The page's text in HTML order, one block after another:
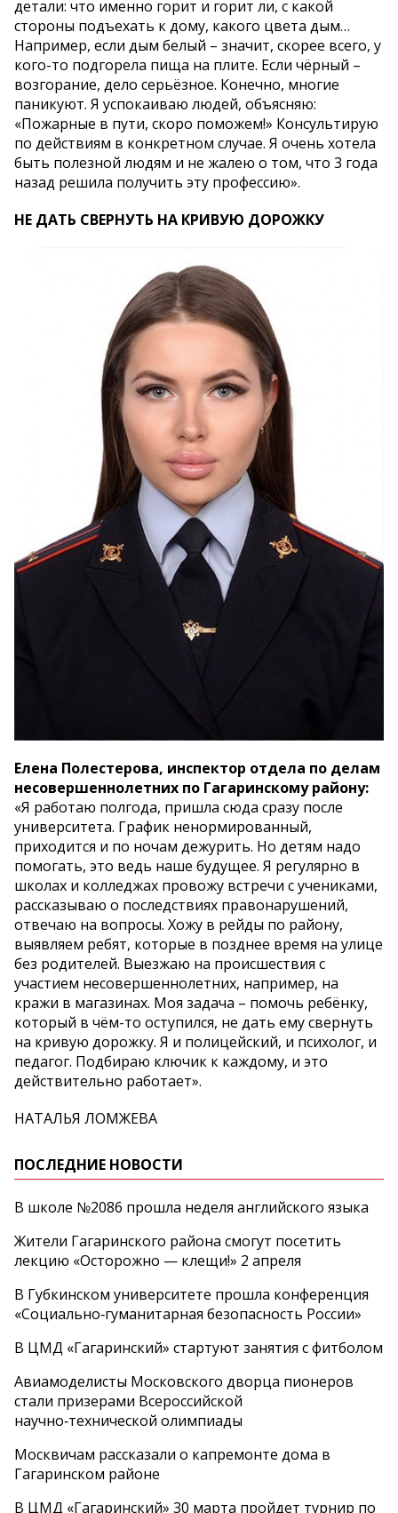
детали: что именно горит и горит ли, с какой
стороны подъехать к дому, какого цвета дым…
Например, если дым белый – значит, скорее всего, у
кого-то подгорела пища на плите. Если чёрный –
возгорание, дело серьёзное. Конечно, многие
паникуют. Я успокаиваю людей, объясняю:
«Пожарные в пути, скоро поможем!» Консультирую
по действиям в конкретном случае. Я очень хотела
быть полезной людям и не жалею о том, что 3 года
назад решила получить эту профессию».
НЕ ДАТЬ СВЕРНУТЬ НА КРИВУЮ ДОРОЖКУ
Елена Полестерова, инспектор отдела по делам
несовершеннолетних по Гагаринскому району:
«Я работаю полгода, пришла сюда сразу после
университета. График ненормированный,
приходится и по ночам дежурить. Но детям надо
помогать, это ведь наше будущее. Я регулярно в
школах и колледжах провожу встречи с учениками,
рассказываю о последствиях правонарушений,
отвечаю на вопросы. Хожу в рейды по району,
выявляем ребят, которые в позднее время на улице
без родителей. Выезжаю на происшествия с
участием несовершеннолетних, например, на
кражи в магазинах. Моя задача – помочь ребёнку,
который в чём-то оступился, не дать ему свернуть
на кривую дорожку. Я и полицейский, и психолог, и
педагог. Подбираю ключик к каждому, и это
действительно работает».
НАТАЛЬЯ ЛОМЖЕВА
ПОСЛЕДНИЕ НОВОСТИ
В школе №2086 прошла неделя английского языка
Жители Гагаринского района смогут посетить
лекцию «Осторожно — клещи!» 2 апреля
В Губкинском университете прошла конференция
«Социально‑гуманитарная безопасность России»
В ЦМД «Гагаринский» стартуют занятия с фитболом
Авиамоделисты Московского дворца пионеров
стали призерами Всероссийской
научно‑технической олимпиады
Москвичам рассказали о капремонте дома в
Гагаринском районе
В ЦМД «Гагаринский» 30 марта пройдет турнир по